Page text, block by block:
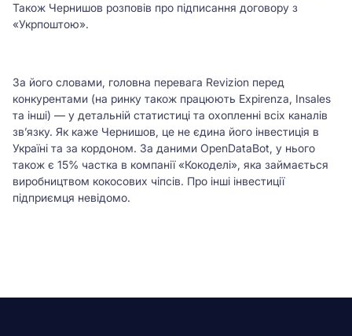
Також Чернишов розповів про підписання договору з
«Укрпоштою».
За його словами, головна перевага Revizion перед
конкурентами (на ринку також працюють Expirenza, Insales
та інші) — у детальній статистиці та охопленні всіх каналів
зв’язку. Як каже Чернишов, це не єдина його інвестиція в
Україні та за кордоном. За даними OpenDataBot, у нього
також є 15% частка в компанії «Кокоделі», яка займається
виробництвом кокосових чіпсів. Про інші інвестиції
підприємця невідомо.